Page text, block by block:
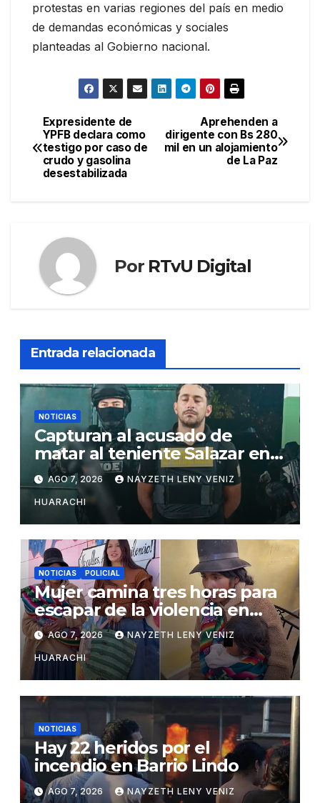
protestas en varias regiones del país en medio
de demandas económicas y sociales
planteadas al Gobierno nacional.
Navegación
de
Aprehenden a
dirigente con Bs 280
mil en un alojamiento
de La Paz
Expresidente de
YPFB declara como
testigo por caso de
crudo y gasolina
desestabilizada
Por RTvU Digital
Entrada relacionada
NOTICIAS
Capturan al acusado de
matar al teniente Salazar en
San Matías
AGO 7, 2026 NAYZETH LENY VENIZ
HUARACHI
NOTICIAS POLICIAL
Mujer camina tres horas para
escapar de la violencia en
Potosí
AGO 7, 2026 NAYZETH LENY VENIZ
HUARACHI
NOTICIAS
Hay 22 heridos por el
incendio en Barrio Lindo
AGO 7, 2026 NAYZETH LENY VENIZ